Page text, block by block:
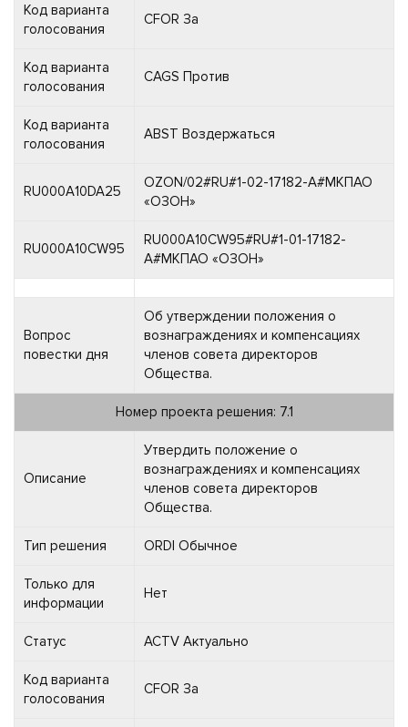
Код варианта
голосования
CFOR За
Код варианта
голосования
CAGS Против
Код варианта
голосования
ABST Воздержаться
RU000A10DA25
OZON/02#RU#1-02-17182-A#МКПАО
«ОЗОН»
RU000A10CW95
RU000A10CW95#RU#1-01-17182-
A#МКПАО «ОЗОН»
Вопрос
повестки дня
Об утверждении положения о
вознаграждениях и компенсациях
членов совета директоров
Общества.
Номер проекта решения: 7.1
Описание
Утвердить положение о
вознаграждениях и компенсациях
членов совета директоров
Общества.
Тип решения ORDI Обычное
Только для
информации
Нет
Статус ACTV Актуально
Код варианта
голосования
CFOR За